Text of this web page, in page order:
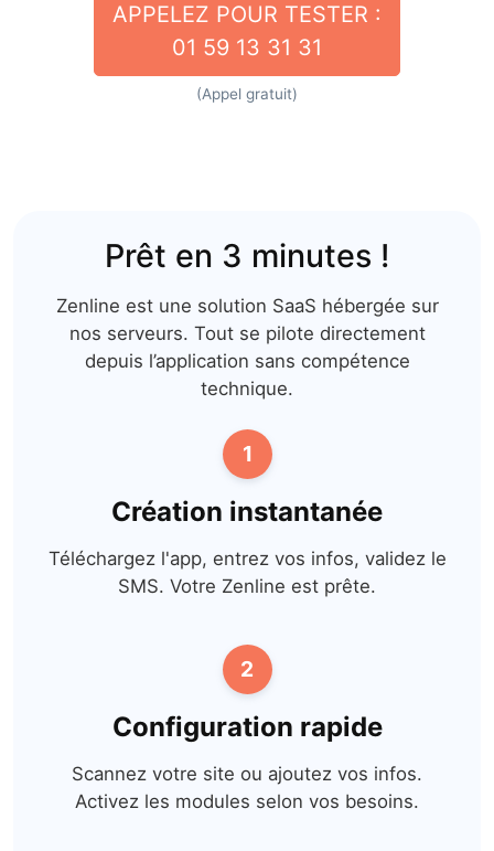
APPELEZ POUR TESTER :
01 59 13 31 31
(Appel gratuit)
Prêt en 3 minutes !
Zenline est une solution SaaS hébergée sur
nos serveurs. Tout se pilote directement
depuis l’application sans compétence
technique.
1
Création instantanée
Téléchargez l'app, entrez vos infos, validez le
SMS. Votre Zenline est prête.
2
Configuration rapide
Scannez votre site ou ajoutez vos infos.
Activez les modules selon vos besoins.